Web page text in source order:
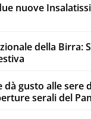
nuove
della Birra:
dà gusto alle sere
serali del